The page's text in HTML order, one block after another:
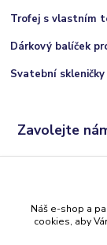
Trofej s vlastním
Dárkový balíček
Svatební
Zavolejte
(Po-Ne,
Náš e-shop a
cookies, aby